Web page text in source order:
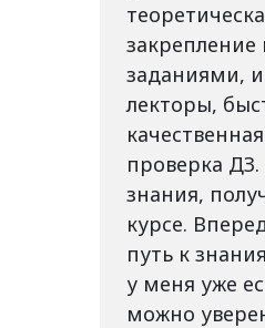
заданиями,
лекторы,
проверка
знания,
курсе.
путь к
у меня уже
можно